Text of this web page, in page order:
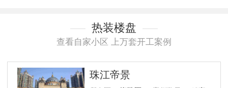
热装楼盘
查看自家小区 上万套开工案例
珠江帝景